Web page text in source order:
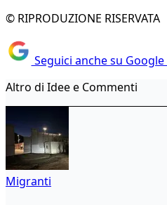
© RIPRODUZIONE RISERVATA
Seguici anche su
Altro di Idee e Commenti
Migranti